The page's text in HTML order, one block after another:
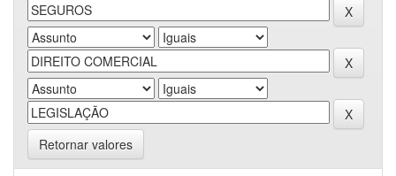
Retornar valores